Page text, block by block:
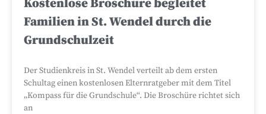
Kostenlose Broschüre begleitet
Familien in St. Wendel durch die
Grundschulzeit
Der Studienkreis in St. Wendel verteilt ab dem ersten
Schultag einen kostenlosen Elternratgeber mit dem Titel
„Kompass für die Grundschule“. Die Broschüre richtet sich
an